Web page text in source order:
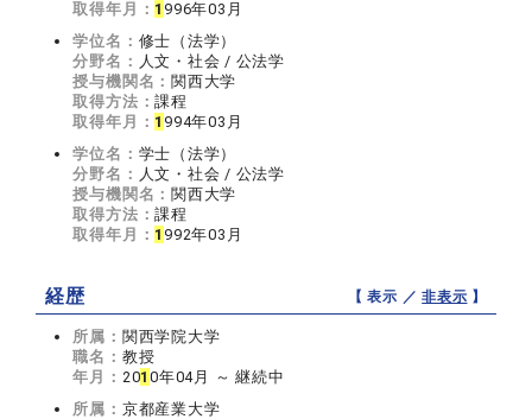
取得年月： 1 996年03月
学位名： 修士（法学）
分野名： 人文・社会 / 公法学
授与機関名： 関西大学
取得方法：課程
取得年月： 1 994年03月
学位名： 学士（法学）
分野名： 人文・社会 / 公法学
授与機関名： 関西大学
取得方法：課程
取得年月： 1 992年03月
経歴 【 表示 ／非表示 】
所属： 関西学院大学
職名： 教授
年月： 2010年04月 ～ 継続中
所属： 京都産業大学